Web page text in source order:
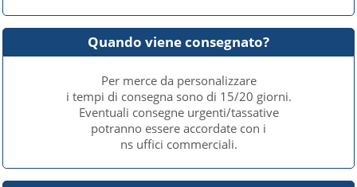
Quando viene consegnato?
Per merce da personalizzare
i tempi di consegna sono di 15/20 giorni.
Eventuali consegne urgenti/tassative
potranno essere accordate con i
ns uffici commerciali.